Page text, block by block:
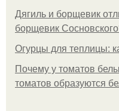
Дягиль и борщевик
борщевик
Огурцы для теплицы:
Почему у томатов
томатов образуются